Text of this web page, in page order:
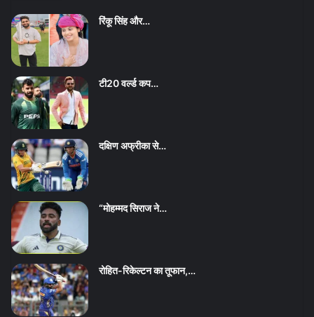
रिंकू सिंह और…
टी20 वर्ल्ड कप…
दक्षिण अफ्रीका से…
“मोहम्मद सिराज ने…
रोहित-रिकेल्टन का तूफान,…